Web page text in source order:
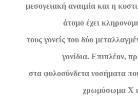
μεσογειακή αναιμία και η
άτομο έχει
τους γονείς του δύο
γονίδια. Επιπλέον,
στα φυλοσύνδετα νοσήματα
χρωμόσωμα Χ